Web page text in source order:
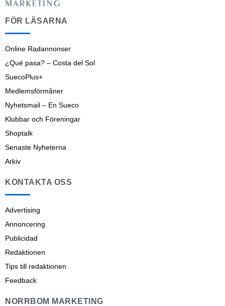
FÖR LÄSARNA
Online Radannonser
¿Qué pasa? – Costa del Sol
SuecoPlus+
Medlemsförmåner
Nyhetsmail – En Sueco
Klubbar och Föreningar
Shoptalk
Senaste Nyheterna
Arkiv
KONTAKTA OSS
Advertising
Annoncering
Publicidad
Redaktionen
Tips till redaktionen
Feedback
NORRBOM MARKETING